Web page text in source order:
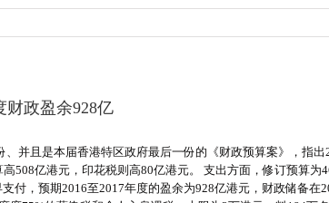
财政盈余928亿
并且是本届香港特区政府最后一份的《财政预算案》，指
508亿港元，印花税则高80亿港元。 支出方面，修订预算
付，预期2016至2017年度的盈余为928亿港元，财政储备